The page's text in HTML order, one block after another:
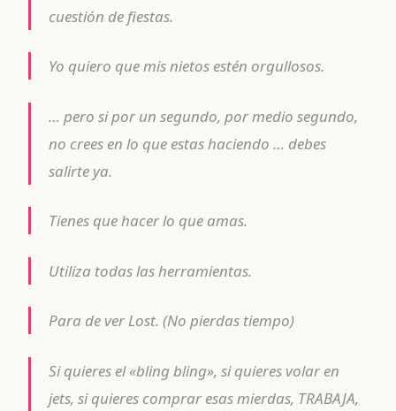
cuestión de fiestas.
Yo quiero que mis nietos estén orgullosos.
… pero si por un segundo, por medio segundo,
no crees en lo que estas haciendo … debes
salirte ya.
Tienes que hacer lo que amas.
Utiliza todas las herramientas.
Para de ver Lost. (No pierdas tiempo)
Si quieres el «bling bling», si quieres volar en
jets, si quieres comprar esas mierdas, TRABAJA,